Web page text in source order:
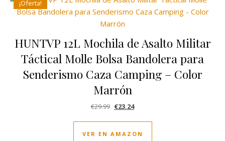
¡Oferta!
HUNTVP 12L Mochila de Asalto Militar
Táctical Molle Bolsa Bandolera para
Senderismo Caza Camping – Color
Marrón
€29.99 El precio original era: €29.99.
€23.24El precio actual es: €23.24.
VER EN AMAZON